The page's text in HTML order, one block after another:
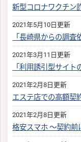
新型コロナワクチン
2021年5月10日更新
「長崎県からの調査
2021年3月11日更新
「利用誘引型サイ
2021年2月8日更新
エステ店での高額契
2021年2月8日更新
格安スマホ 〜契約